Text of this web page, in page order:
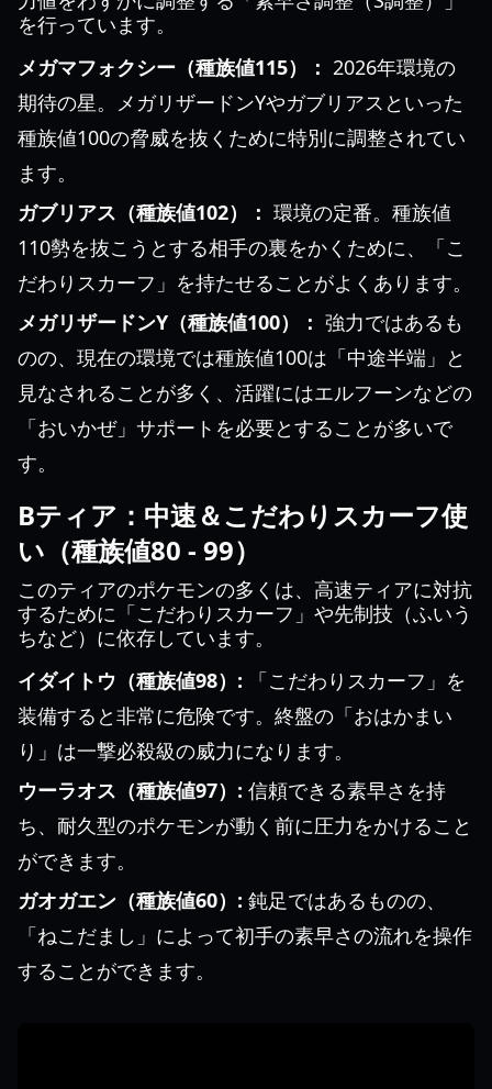
を行っています。
メガマフォクシー（種族値115）： 2026年環境の
期待の星。メガリザードンYやガブリアスといった
種族値100の脅威を抜くために特別に調整されてい
ます。
ガブリアス（種族値102）： 環境の定番。種族値
110勢を抜こうとする相手の裏をかくために、「こ
だわりスカーフ」を持たせることがよくあります。
メガリザードンY（種族値100）： 強力ではあるも
のの、現在の環境では種族値100は「中途半端」と
見なされることが多く、活躍にはエルフーンなどの
「おいかぜ」サポートを必要とすることが多いで
す。
Bティア：中速＆こだわりスカーフ使
い（種族値80 - 99）
このティアのポケモンの多くは、高速ティアに対抗
するために「こだわりスカーフ」や先制技（ふいう
ちなど）に依存しています。
イダイトウ（種族値98）: 「こだわりスカーフ」を
装備すると非常に危険です。終盤の「おはかまい
り」は一撃必殺級の威力になります。
ウーラオス（種族値97）: 信頼できる素早さを持
ち、耐久型のポケモンが動く前に圧力をかけること
ができます。
ガオガエン（種族値60）: 鈍足ではあるものの、
「ねこだまし」によって初手の素早さの流れを操作
することができます。